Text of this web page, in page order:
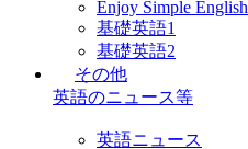
Enjoy Simple English
基礎英語1
基礎英語2
その他
英語のニュース等
英語ニュース